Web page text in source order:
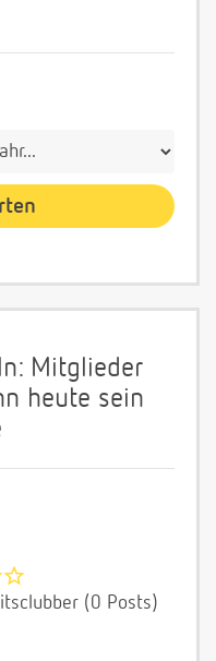
Mitglieder
heute sein
(0 Posts)